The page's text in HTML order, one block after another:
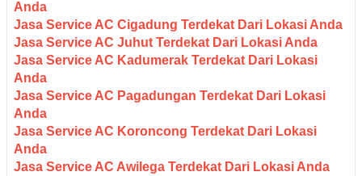
Anda
Jasa Service AC Cigadung Terdekat Dari Lokasi Anda
Jasa Service AC Juhut Terdekat Dari Lokasi Anda
Jasa Service AC Kadumerak Terdekat Dari Lokasi
Anda
Jasa Service AC Pagadungan Terdekat Dari Lokasi
Anda
Jasa Service AC Koroncong Terdekat Dari Lokasi
Anda
Jasa Service AC Awilega Terdekat Dari Lokasi Anda